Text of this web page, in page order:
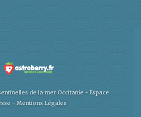
de la mer Occitanie - Espace
- Mentions Légales